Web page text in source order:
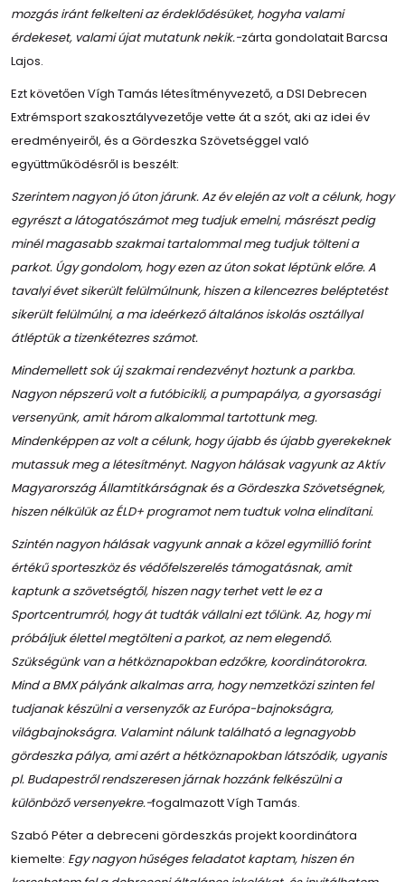
mozgás iránt felkelteni az érdeklődésüket, hogyha valami
érdekeset, valami újat mutatunk nekik.-zárta gondolatait Barcsa
Lajos.
Ezt követően Vígh Tamás létesítményvezető, a DSI Debrecen
Extrémsport szakosztályvezetője vette át a szót, aki az idei év
eredményeiről, és a Gördeszka Szövetséggel való
együttműködésről is beszélt:
Szerintem nagyon jó úton járunk. Az év elején az volt a célunk, hogy
egyrészt a látogatószámot meg tudjuk emelni, másrészt pedig
minél magasabb szakmai tartalommal meg tudjuk tölteni a
parkot. Úgy gondolom, hogy ezen az úton sokat léptünk előre. A
tavalyi évet sikerült felülmúlnunk, hiszen a kilencezres beléptetést
sikerült felülmúlni, a ma ideérkező általános iskolás osztállyal
átléptük a tizenkétezres számot.
Mindemellett sok új szakmai rendezvényt hoztunk a parkba.
Nagyon népszerű volt a futóbicikli, a pumpapálya, a gyorsasági
versenyünk, amit három alkalommal tartottunk meg.
Mindenképpen az volt a célunk, hogy újabb és újabb gyerekeknek
mutassuk meg a létesítményt. Nagyon hálásak vagyunk az Aktív
Magyarország Államtitkárságnak és a Gördeszka Szövetségnek,
hiszen nélkülük az ÉLD+ programot nem tudtuk volna elindítani.
Szintén nagyon hálásak vagyunk annak a közel egymillió forint
értékű sporteszköz és védőfelszerelés támogatásnak, amit
kaptunk a szövetségtől, hiszen nagy terhet vett le ez a
Sportcentrumról, hogy át tudták vállalni ezt tőlünk. Az, hogy mi
próbáljuk élettel megtölteni a parkot, az nem elegendő.
Szükségünk van a hétköznapokban edzőkre, koordinátorokra.
Mind a BMX pályánk alkalmas arra, hogy nemzetközi szinten fel
tudjanak készülni a versenyzők az Európa-bajnokságra,
világbajnokságra. Valamint nálunk található a legnagyobb
gördeszka pálya, ami azért a hétköznapokban látszódik, ugyanis
pl. Budapestről rendszeresen járnak hozzánk felkészülni a
különböző versenyekre.-fogalmazott Vígh Tamás.
Szabó Péter a debreceni gördeszkás projekt koordinátora
kiemelte: Egy nagyon hűséges feladatot kaptam, hiszen én